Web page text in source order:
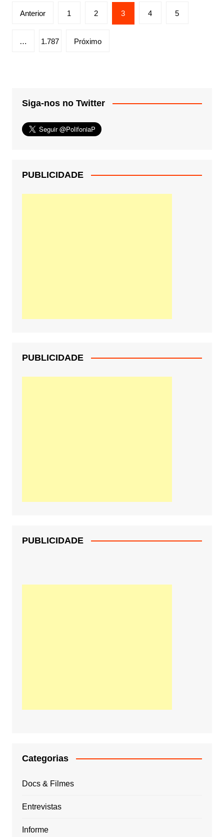
Paginação
posts
Anterior 1 2 3 4 5
… 1.787 Próximo
Siga-nos no Twitter
PUBLICIDADE
PUBLICIDADE
PUBLICIDADE
Categorias
Docs & Filmes
Entrevistas
Informe